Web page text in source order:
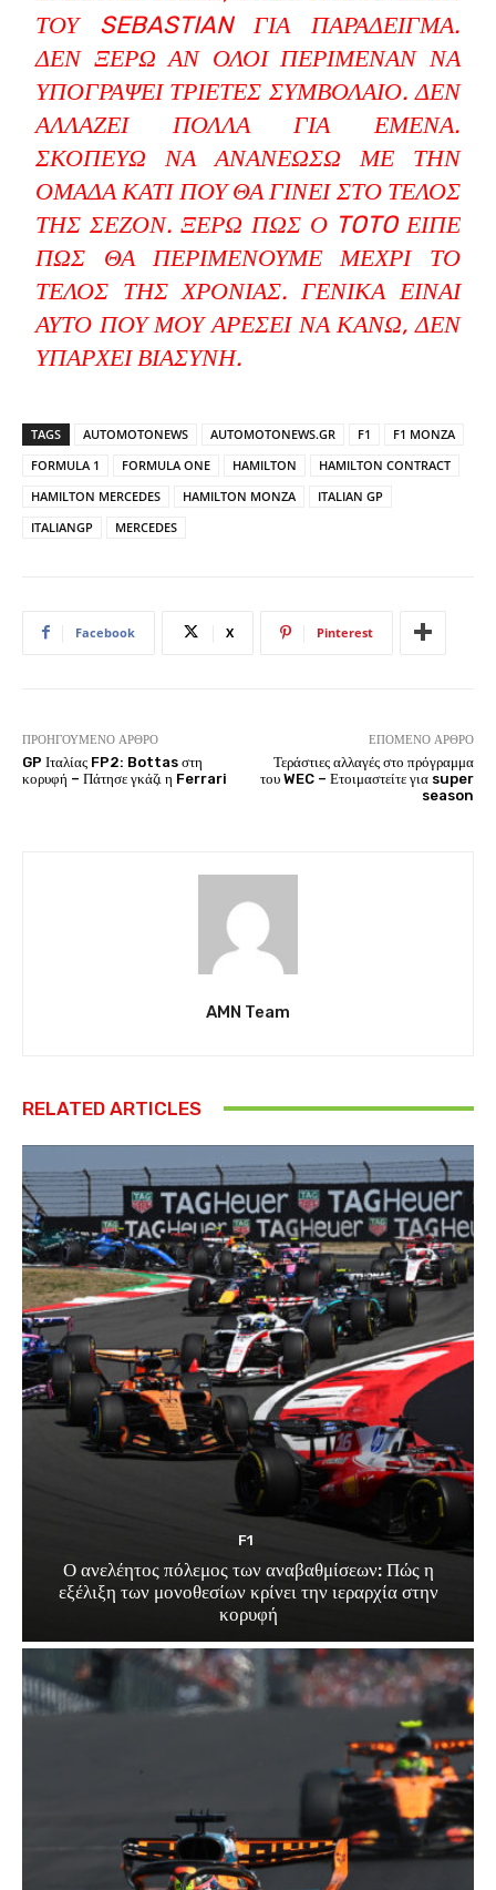
ΟΥ SEBASTIAN ΓΙΑ ΠΑΡΆΔΕΙΓΜΑ. Δ
ΕΝ ΞΈΡΩ ΑΝ ΌΛΟΙ ΠΕΡΊΜΕΝΑΝ ΝΑ Υ
ΠΟΓΡΆΨΕΙ ΤΡΙΕΤΈΣ ΣΥΜΒΌΛΑΙΟ. ΔΕΝ Α
ΛΛΆΖΕΙ ΠΟΛΛΆ ΓΙΑ ΕΜΈΝΑ. Σ
ΚΟΠΕΎΩ ΝΑ ΑΝΑΝΕΏΣΩ ΜΕ ΤΗΝ Ο
ΜΆΔΑ ΚΆΤΙ ΠΟΥ ΘΑ ΓΊΝΕΙ ΣΤΟ ΤΈΛΟΣ Τ
ΗΣ ΣΕΖΌΝ. ΞΈΡΩ ΠΩΣ Ο TOTO ΕΊΠΕ Π
ΩΣ ΘΑ ΠΕΡΙΜΈΝΟΥΜΕ ΜΈΧΡΙ ΤΟ Τ
ΈΛΟΣ ΤΗΣ ΧΡΟΝΙΆΣ. ΓΕΝΙΚΆ ΕΊΝΑΙ Α
ΥΤΌ ΠΟΥ ΜΟΥ ΑΡΈΣΕΙ ΝΑ ΚΆΝΩ, ΔΕΝ Υ
ΠΆΡΧΕΙ ΒΙΑΣΎΝΗ.
TAGS AUTOMOTONEWS AUTOMOTONEWS.GR F1
F1 MONZA
FORMULA 1
FORMULA ONE HAMILTON
HAMILTON CONTRACT
HAMILTON MERCEDES
HAMILTON MONZA
ITALIAN GP
ITALIANGP
MERCEDES
Facebook X Pinterest
ΠΡΟΗΓΟΎΜΕΝΟ ΆΡΘΡΟ
GP Ιταλίας FP2: Bottas στη
κορυφή – Πάτησε γκάζι η Ferrari
ΕΠΌΜΕΝΟ ΆΡΘΡΟ
Τεράστιες αλλαγές στο πρόγραμμα
του WEC – Ετοιμαστείτε για super
season
AMN Team
RELATED ARTICLES
F1
Ο ανελέητος πόλεμος των αναβαθμίσεων: Πώς η
εξέλιξη των μονοθεσίων κρίνει την ιεραρχία στην
κορυφή